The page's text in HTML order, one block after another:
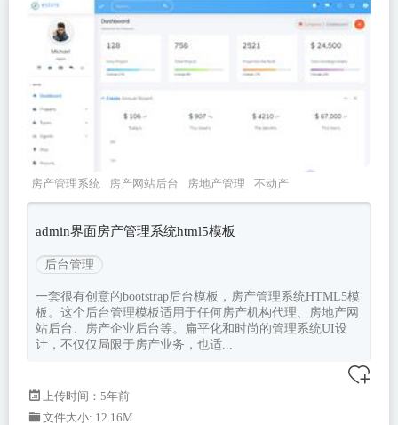
房产管理系统 房产网站后台 房地产管理
不动产
管理系统
bootstrap后台
admin界面房产管理系统html5模板
后台管理
一套很有创意的bootstrap后台模板，房产管理系统HTML5模
板。这个后台管理模板适用于任何房产机构代理、房地产网
站后台、房产企业后台等。扁平化和时尚的管理系统UI设
计，不仅仅局限于房产业务，也适...
上传时间：5年前
文件大小: 12.16M